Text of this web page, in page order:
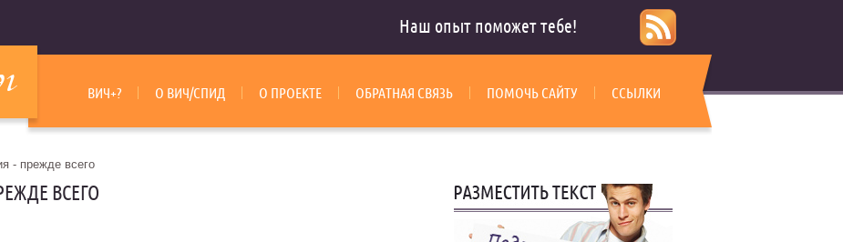
Наш опыт поможет тебе!
ВИЧ+? О ВИЧ/СПИД О ПРОЕКТЕ ОБРАТНАЯ СВЯЗЬ ПОМОЧЬ САЙТУ ССЫЛКИ
- прежде всего
ВСЕГО